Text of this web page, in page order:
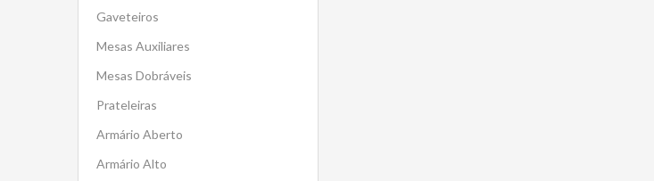
Gaveteiros
Mesas Auxiliares
Mesas Dobráveis
Prateleiras
Armário Aberto
Armário Alto